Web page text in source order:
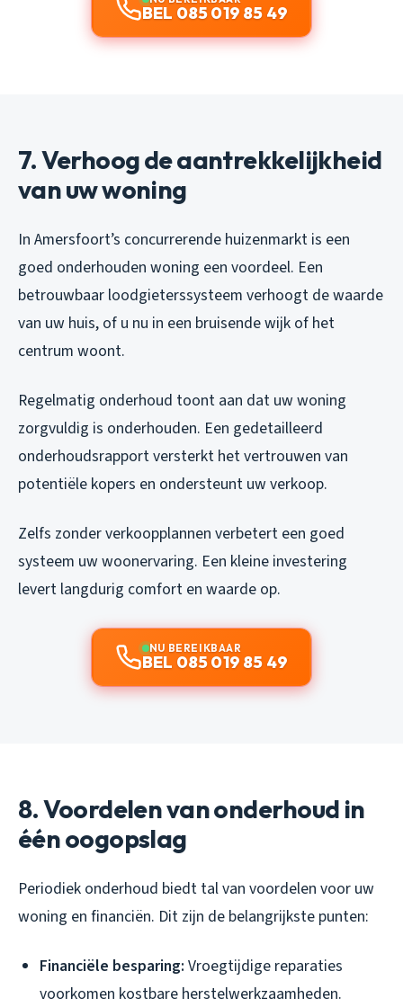
BEL 085 019 85 49
7. Verhoog de aantrekkelijkheid
van uw woning
In Amersfoort’s concurrerende huizenmarkt is een
goed onderhouden woning een voordeel. Een
betrouwbaar loodgieterssysteem verhoogt de waarde
van uw huis, of u nu in een bruisende wijk of het
centrum woont.
Regelmatig onderhoud toont aan dat uw woning
zorgvuldig is onderhouden. Een gedetailleerd
onderhoudsrapport versterkt het vertrouwen van
potentiële kopers en ondersteunt uw verkoop.
Zelfs zonder verkoopplannen verbetert een goed
systeem uw woonervaring. Een kleine investering
levert langdurig comfort en waarde op.
NU BEREIKBAAR
BEL 085 019 85 49
8. Voordelen van onderhoud in
één oogopslag
Periodiek onderhoud biedt tal van voordelen voor uw
woning en financiën. Dit zijn de belangrijkste punten:
Financiële besparing: Vroegtijdige reparaties
voorkomen kostbare herstelwerkzaamheden.